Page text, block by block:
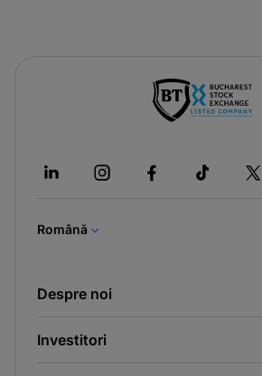
a
Română
Despre noi
Investitori